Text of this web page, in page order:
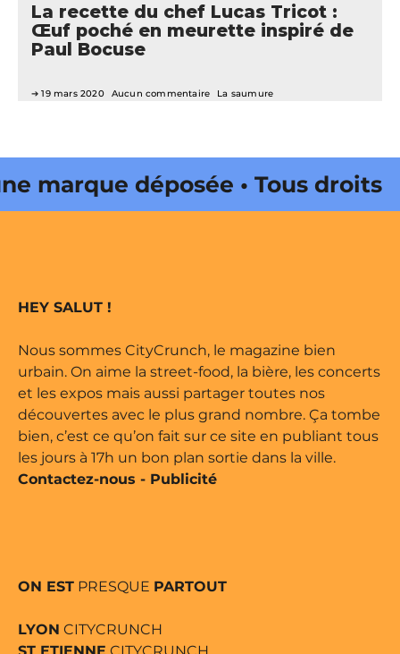
La recette du chef Lucas Tricot :
Œuf poché en meurette inspiré de
Paul Bocuse
19 mars 2020 Aucun commentaire La saumure
marque déposée • Tous droits
édité par Buena Onda Web •
HEY SALUT !
Nous sommes CityCrunch, le magazine bien
urbain. On aime la street-food, la bière, les concerts
et les expos mais aussi partager toutes nos
découvertes avec le plus grand nombre. Ça tombe
bien, c’est ce qu’on fait sur ce site en publiant tous
les jours à 17h un bon plan sortie dans la ville.
Contactez-nous - Publicité
ON EST PRESQUE PARTOUT
LYON CITYCRUNCH